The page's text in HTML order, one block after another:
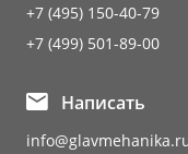
+7 (495) 150-40-79
+7 (499) 501-89-00
Написать